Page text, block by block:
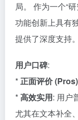
局。 作为一个“
功能创新上具有
提供了深度支持。
用户口碑:
*正面评价 (Pros)
*高效实用: 用户
尤其在文本补全